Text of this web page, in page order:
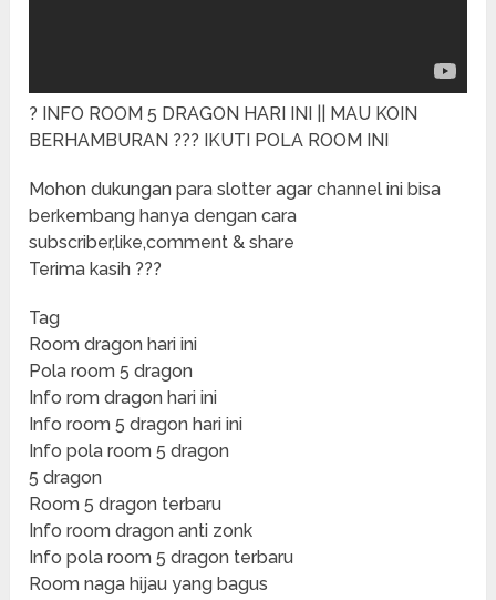
? INFO ROOM 5 DRAGON HARI INI || MAU KOIN
BERHAMBURAN ??? IKUTI POLA ROOM INI
Mohon dukungan para slotter agar channel ini bisa
berkembang hanya dengan cara
subscriber,like,comment & share
Terima kasih ???
Tag
Room dragon hari ini
Pola room 5 dragon
Info rom dragon hari ini
Info room 5 dragon hari ini
Info pola room 5 dragon
5 dragon
Room 5 dragon terbaru
Info room dragon anti zonk
Info pola room 5 dragon terbaru
Room naga hijau yang bagus